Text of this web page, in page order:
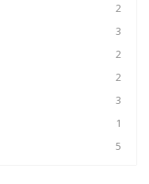
2
3
2
2
3
1
5